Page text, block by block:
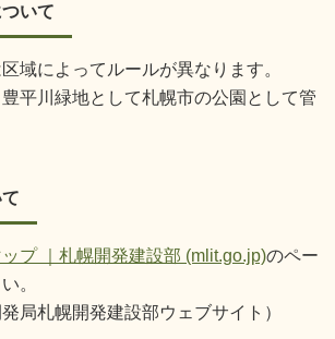
いて
域によってルールが異なります。
平川緑地として札幌市の公園として管
プ ｜札幌開発建設部 (mlit.go.jp)のペー
。
局札幌開発建設部ウェブサイト）